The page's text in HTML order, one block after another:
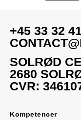
+45 33 32
SOLRØD
2680
CVR:
Kompetencer